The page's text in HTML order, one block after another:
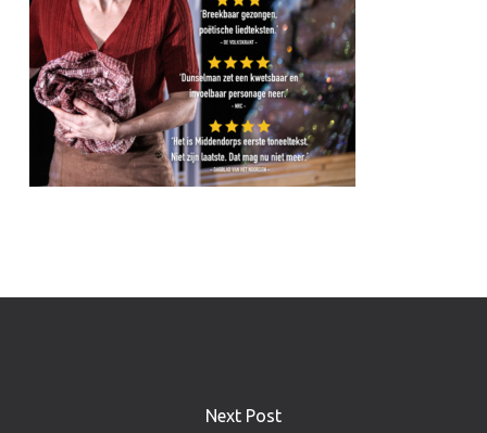
Next Post